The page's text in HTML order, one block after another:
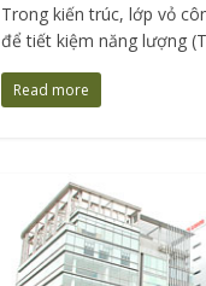
Trong kiến trúc, lớp vỏ
để tiết kiệm năng lượng
Read more